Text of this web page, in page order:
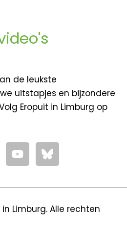
de leukste
uitstapjes en bijzondere
Eropuit in Limburg op
Y
o
u
t
b
Limburg. Alle rechten